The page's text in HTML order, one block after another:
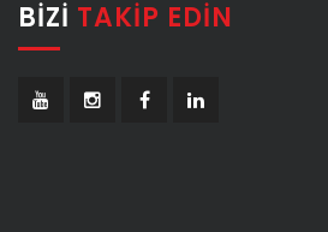
BIZI TAKIP EDIN